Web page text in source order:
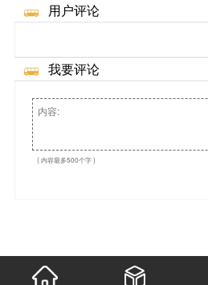
用户评论
我要评论
( 内容最多500个字 )